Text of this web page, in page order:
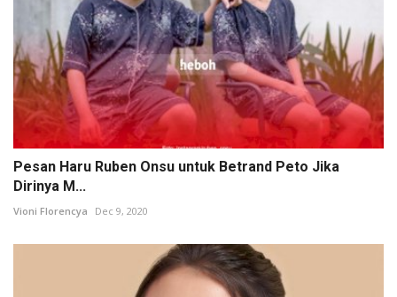
Pesan Haru Ruben Onsu untuk Betrand Peto Jika
Dirinya M...
Vioni Florencya Dec 9, 2020